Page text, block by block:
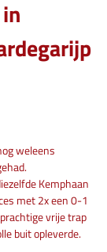
weleens
Kemphaan
met 2x een 0-1
vrije trap
buit opleverde.